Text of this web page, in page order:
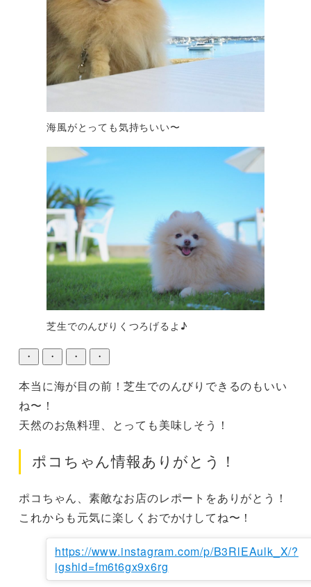
海風がとっても気持ちいい〜
芝生でのんびりくつろげるよ♪
・ ・ ・ ・
本当に海が目の前！芝生でのんびりできるのもいい
ね〜！
天然のお魚料理、とっても美味しそう！
ポコちゃん情報ありがとう！
ポコちゃん、素敵なお店のレポートをありがとう！
これからも元気に楽しくおでかけしてね〜！
https://www.instagram.com/p/B3RlEAulk_X/?
igshid=fm6t6gx9x6rg